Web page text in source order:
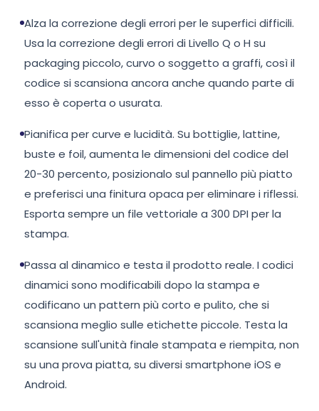
Alza la correzione degli errori per le superfici difficili.
Usa la correzione degli errori di Livello Q o H su
packaging piccolo, curvo o soggetto a graffi, così il
codice si scansiona ancora anche quando parte di
esso è coperta o usurata.
Pianifica per curve e lucidità. Su bottiglie, lattine,
buste e foil, aumenta le dimensioni del codice del
20-30 percento, posizionalo sul pannello più piatto
e preferisci una finitura opaca per eliminare i riflessi.
Esporta sempre un file vettoriale a 300 DPI per la
stampa.
Passa al dinamico e testa il prodotto reale. I codici
dinamici sono modificabili dopo la stampa e
codificano un pattern più corto e pulito, che si
scansiona meglio sulle etichette piccole. Testa la
scansione sull'unità finale stampata e riempita, non
su una prova piatta, su diversi smartphone iOS e
Android.